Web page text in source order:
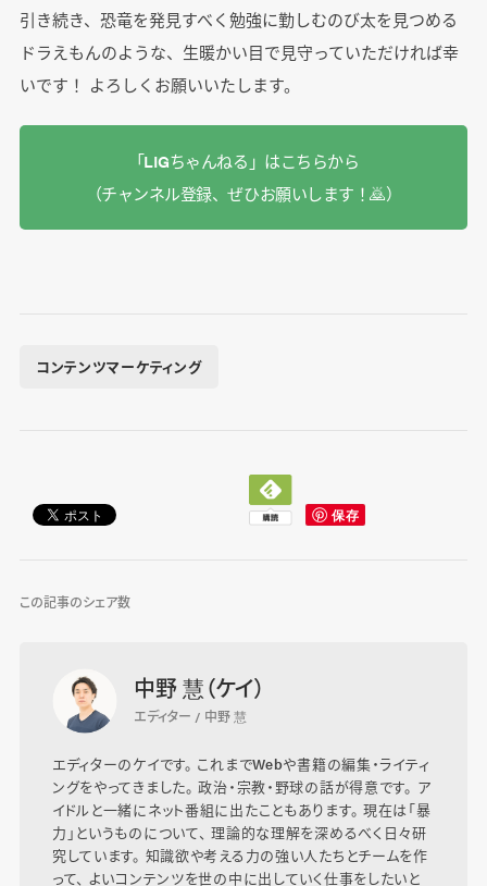
引き続き、恐竜を発見すべく勉強に勤しむのび太を見つめる
ドラえもんのような、生暖かい目で見守っていただければ幸
いです！ よろしくお願いいたします。
「LIGちゃんねる」はこちらから
（チャンネル登録、ぜひお願いします！🙇‍）
コンテンツマーケティング
この記事のシェア数
中野 慧（ケイ）
エディター / 中野 慧
エディターのケイです。 これまでWebや書籍の編集・ライティ
ングをやってきました。 政治・宗教・野球の話が得意です。 ア
イドルと一緒にネット番組に出たこともあります。 現在は「暴
力」というものについて、 理論的な理解を深めるべく日々研
究しています。 知識欲や考える力の強い人たちとチームを作
って、 よいコンテンツを世の中に出していく仕事をしたいと